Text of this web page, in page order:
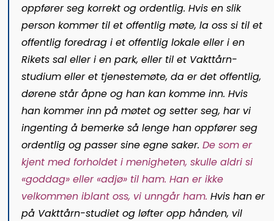
oppfører seg korrekt og ordentlig. Hvis en slik
person kommer til et offentlig møte, la oss si til et
offentlig foredrag i et offentlig lokale eller i en
Rikets sal eller i en park, eller til et Vakttårn-
studium eller et tjenestemøte, da er det offentlig,
dørene står åpne og han kan komme inn. Hvis
han kommer inn på møtet og setter seg, har vi
ingenting å bemerke så lenge han oppfører seg
ordentlig og passer sine egne saker.De som er
kjent med forholdet i menigheten, skulle aldri si
«goddag» eller «adjø» til ham. Han er ikke
velkommen iblant oss, vi unngår ham.Hvis han er
på Vakttårn-studiet og løfter opp hånden, vil